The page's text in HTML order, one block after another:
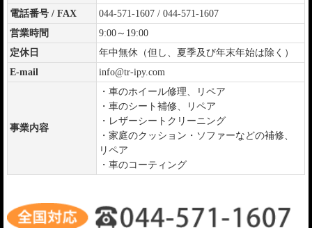
電話番号 / FAX
044-571-1607 / 044-571-1607
営業時間
9:00～19:00
定休日
年中無休（但し、夏季及び年末年始は除く）
E-mail
info@tr-ipy.com
事業内容
・車のホイール修理、リペア
・車のシート補修、リペア
・レザーシートクリーニング
・家庭のクッション・ソファーなどの補修、
リペア
・車のコーティング